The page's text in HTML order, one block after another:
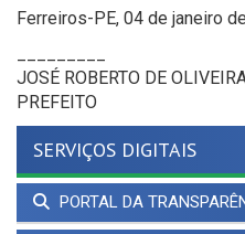
Ferreiros-PE, 04 de janeiro
JOSÉ ROBERTO DE
PREFEITO
SERVIÇOS DIGITAIS
PORTAL DA